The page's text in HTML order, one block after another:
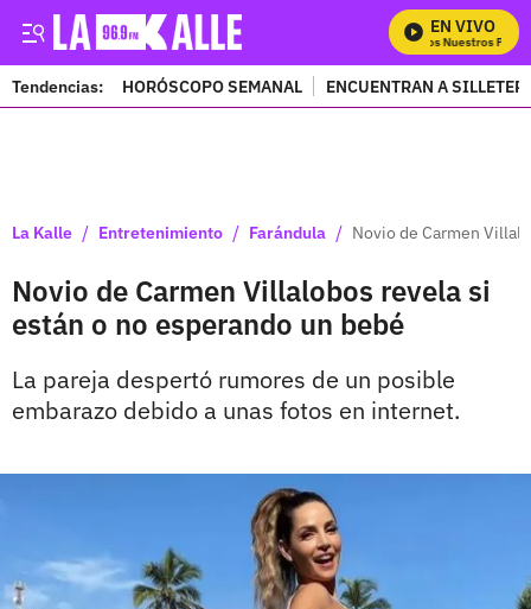
EN VIVO
Mira Todos Nuestros
Tendencias: HORÓSCOPO SEMANAL ENCUENTRAN A
La Kalle / Entretenimiento / Farándula / Novio de Carmen
Novio de Carmen Villalobos revela si
están o no esperando un bebé
La pareja despertó rumores de un posible
embarazo debido a unas fotos en internet.